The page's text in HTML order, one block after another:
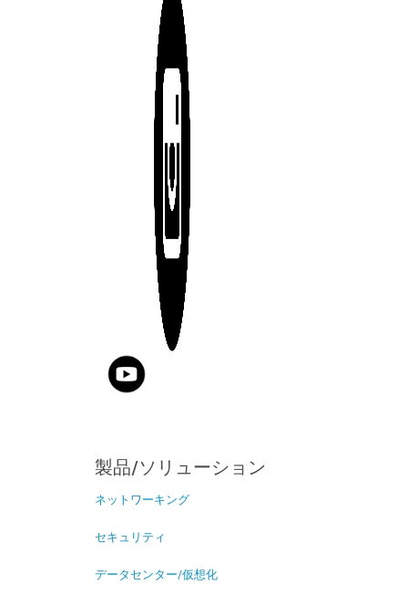
製品/ソリューション
ネットワーキング
セキュリティ
データセンター/仮想化